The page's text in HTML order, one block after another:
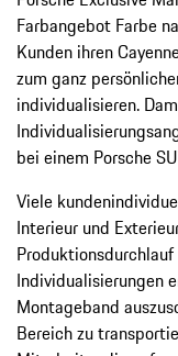
Farbangebot Farbe
Kunden ihren
zum ganz
individualisieren.
bei einem Porsche
Viele
Interieur und
Individualisierungen
Montageband
Bereich zu